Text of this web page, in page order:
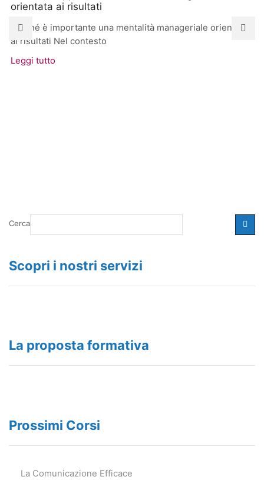
orientata ai risultati
Perché è importante una mentalità manageriale orientata
ai risultati Nel contesto
Leggi tutto
Cerca
Scopri i nostri servizi
La proposta formativa
Prossimi Corsi
La Comunicazione Efficace